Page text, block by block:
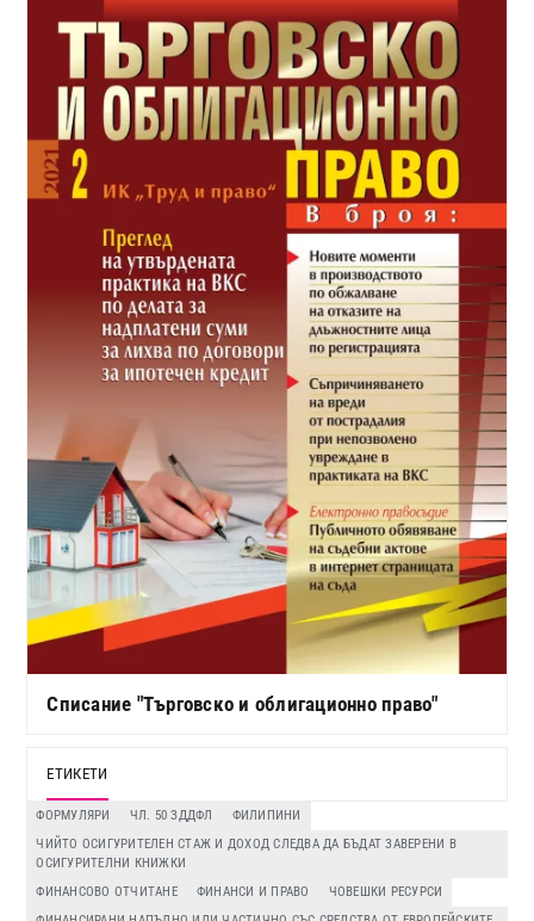
Списание "Търговско и облигационно право"
ЕТИКЕТИ
ФОРМУЛЯРИ ЧЛ. 50 ЗДДФЛ
ФИЛИПИНИ
ЧИЙТО ОСИГУРИТЕЛЕН СТАЖ И ДОХОД СЛЕДВА ДА БЪДАТ ЗАВЕРЕНИ В
ОСИГУРИТЕЛНИ КНИЖКИ
ФИНАНСОВО ОТЧИТАНЕ
ФИНАНСИ И ПРАВО
ЧОВЕШКИ РЕСУРСИ